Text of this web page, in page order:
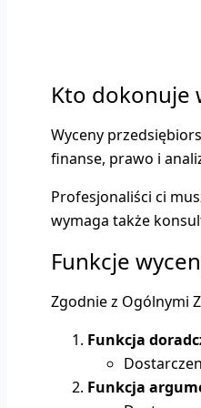
Kto dokonuje
Wyceny
finanse, prawo i
Profesjonaliści ci
wymaga także
Funkcje
Zgodnie z Ogólnymi
Funkcja
Funkcja